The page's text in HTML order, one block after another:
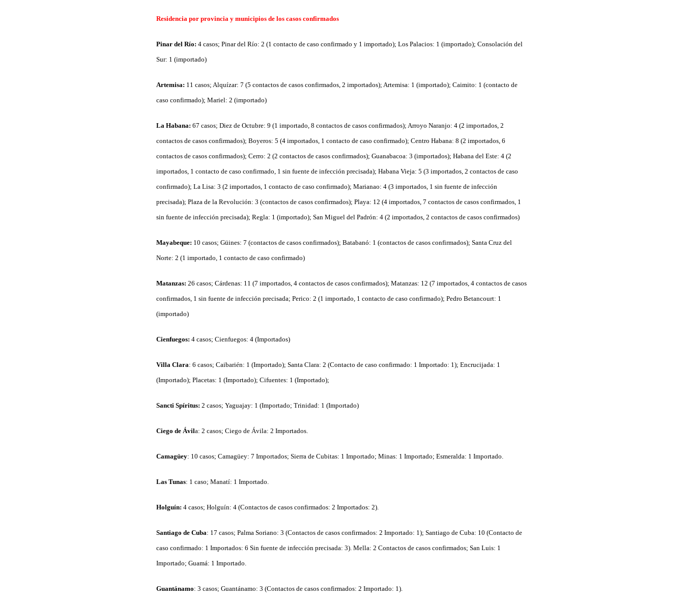
Residencia por provincia y municipios de los casos confirmados
Pinar del Río: 4 casos; Pinar del Río: 2 (1 contacto de caso confirmado y 1 importado); Los Palacios: 1 (importado); Consolación del
Sur: 1 (importado)
Artemisa: 11 casos; Alquízar: 7 (5 contactos de casos confirmados, 2 importados); Artemisa: 1 (importado); Caimito: 1 (contacto de
caso confirmado); Mariel: 2 (importado)
La Habana: 67 casos; Diez de Octubre: 9 (1 importado, 8 contactos de casos confirmados); Arroyo Naranjo: 4 (2 importados, 2
contactos de casos confirmados); Boyeros: 5 (4 importados, 1 contacto de caso confirmado); Centro Habana: 8 (2 importados, 6
contactos de casos confirmados); Cerro: 2 (2 contactos de casos confirmados); Guanabacoa: 3 (importados); Habana del Este: 4 (2
importados, 1 contacto de caso confirmado, 1 sin fuente de infección precisada); Habana Vieja: 5 (3 importados, 2 contactos de caso
confirmado); La Lisa: 3 (2 importados, 1 contacto de caso confirmado); Marianao: 4 (3 importados, 1 sin fuente de infección
precisada); Plaza de la Revolución: 3 (contactos de casos confirmados); Playa: 12 (4 importados, 7 contactos de casos confirmados, 1
sin fuente de infección precisada); Regla: 1 (importado); San Miguel del Padrón: 4 (2 importados, 2 contactos de casos confirmados)
Mayabeque: 10 casos; Güines: 7 (contactos de casos confirmados); Batabanó: 1 (contactos de casos confirmados); Santa Cruz del
Norte: 2 (1 importado, 1 contacto de caso confirmado)
Matanzas: 26 casos; Cárdenas: 11 (7 importados, 4 contactos de casos confirmados); Matanzas: 12 (7 importados, 4 contactos de casos
confirmados, 1 sin fuente de infección precisada; Perico: 2 (1 importado, 1 contacto de caso confirmado); Pedro Betancourt: 1
(importado)
Cienfuegos: 4 casos; Cienfuegos: 4 (Importados)
Villa Clara: 6 casos; Caibarién: 1 (Importado); Santa Clara: 2 (Contacto de caso confirmado: 1 Importado: 1); Encrucijada: 1
(Importado); Placetas: 1 (Importado); Cifuentes: 1 (Importado);
Sancti Spíritus: 2 casos; Yaguajay: 1 (Importado; Trinidad: 1 (Importado)
Ciego de Ávila: 2 casos; Ciego de Ávila: 2 Importados.
Camagüey: 10 casos; Camagüey: 7 Importados; Sierra de Cubitas: 1 Importado; Minas: 1 Importado; Esmeralda: 1 Importado.
Las Tunas: 1 caso; Manatí: 1 Importado.
Holguín: 4 casos; Holguín: 4 (Contactos de casos confirmados: 2 Importados: 2).
Santiago de Cuba: 17 casos; Palma Soriano: 3 (Contactos de casos confirmados: 2 Importado: 1); Santiago de Cuba: 10 (Contacto de
caso confirmado: 1 Importados: 6 Sin fuente de infección precisada: 3). Mella: 2 Contactos de casos confirmados; San Luis: 1
Importado; Guamá: 1 Importado.
Guantánamo: 3 casos; Guantánamo: 3 (Contactos de casos confirmados: 2 Importado: 1).